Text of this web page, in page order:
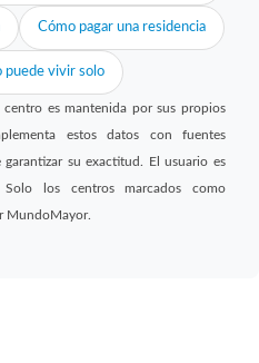
Cómo pagar una residencia
puede vivir solo
es mantenida por sus propios
estos datos con fuentes
su exactitud. El usuario es
Solo los centros marcados como
MundoMayor.